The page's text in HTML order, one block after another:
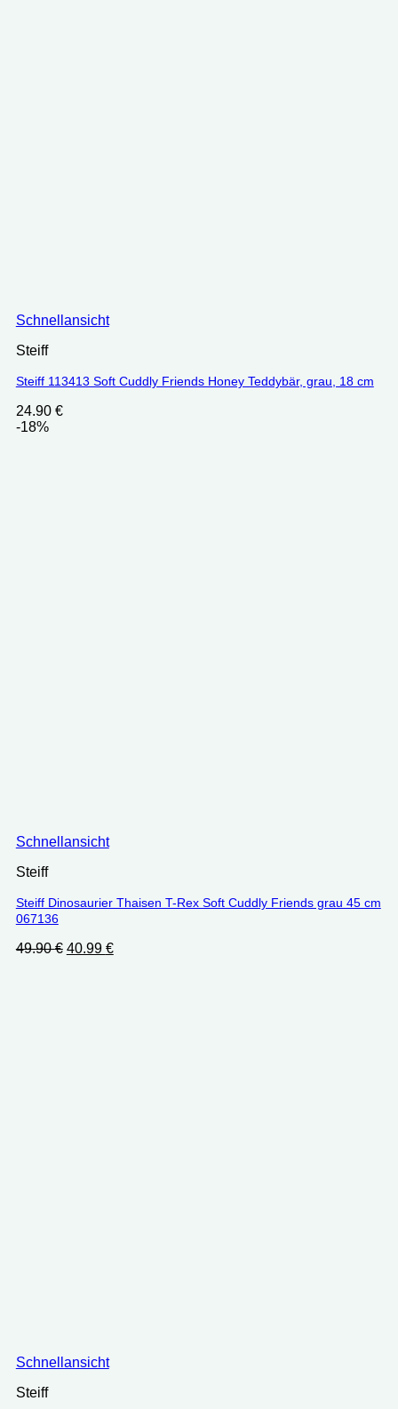
Schnellansicht
Steiff
Steiff 113413 Soft Cuddly Friends Honey Teddybär, grau, 18 cm
24.90 €
-18%
Schnellansicht
Steiff
Steiff Dinosaurier Thaisen T-Rex Soft Cuddly Friends grau 45 cm
067136
49.90€ Ursprünglicher
40.99 €Aktueller
Schnellansicht
Steiff